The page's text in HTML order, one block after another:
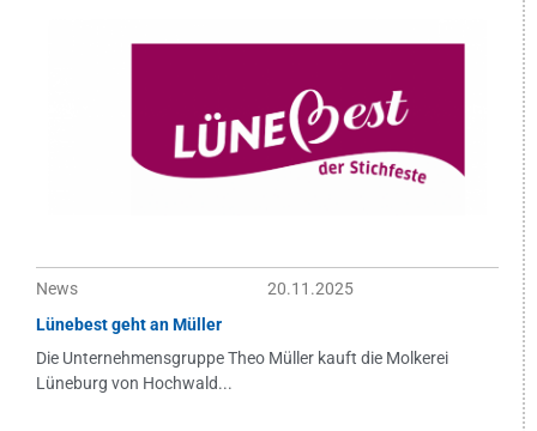
News
20.11.2025
Lünebest geht an Müller
Die Unternehmensgruppe Theo Müller kauft die Molkerei
Lüneburg von Hochwald...